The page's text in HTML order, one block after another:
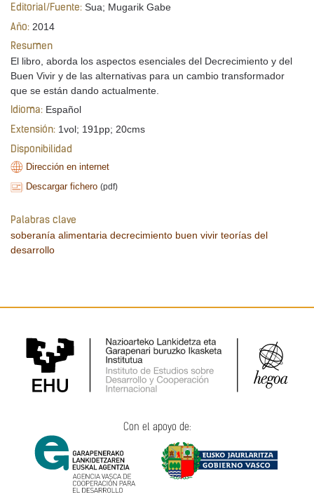
Editorial/Fuente: Sua; Mugarik Gabe
Año: 2014
Resumen
El libro, aborda los aspectos esenciales del Decrecimiento y del
Buen Vivir y de las alternativas para un cambio transformador
que se están dando actualmente.
Idioma: Español
Extensión: 1vol; 191pp; 20cms
Disponibilidad
Dirección en internet
Descargar fichero (pdf)
Palabras clave
soberanía alimentaria decrecimiento buen vivir teorías del
desarrollo
Con el apoyo de: